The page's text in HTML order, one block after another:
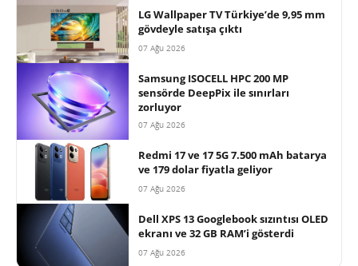
LG Wallpaper TV Türkiye’de 9,95 mm
gövdeyle satışa çıktı
07 Ağu 2026
Samsung ISOCELL HPC 200 MP
sensörde DeepPix ile sınırları
zorluyor
07 Ağu 2026
Redmi 17 ve 17 5G 7.500 mAh batarya
ve 179 dolar fiyatla geliyor
07 Ağu 2026
Dell XPS 13 Googlebook sızıntısı OLED
ekranı ve 32 GB RAM’i gösterdi
07 Ağu 2026